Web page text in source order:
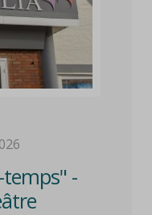
-